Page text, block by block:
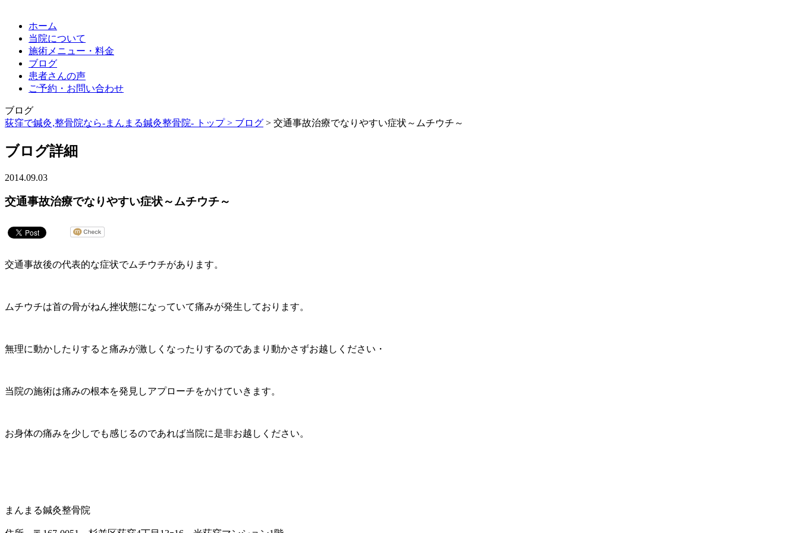
ホーム
当院について
施術メニュー・料金
ブログ
患者さんの声
ご予約・お問い合わせ
ブログ
荻窪で鍼灸,整骨院なら-まんまる鍼灸整骨院- トップ > ブログ > 交通事故治療でなりやすい症状～ムチウチ～
ブログ詳細
2014.09.03
交通事故治療でなりやすい症状～ムチウチ～
交通事故後の代表的な症状でムチウチがあります。
ムチウチは首の骨がねん挫状態になっていて痛みが発生しております。
無理に動かしたりすると痛みが激しくなったりするのであまり動かさずお越しください・
当院の施術は痛みの根本を発見しアプローチをかけていきます。
お身体の痛みを少しでも感じるのであれば当院に是非お越しください。
まんまる鍼灸整骨院